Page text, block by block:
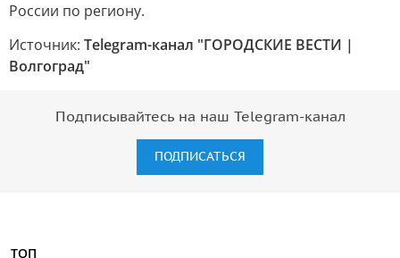
России по региону.
Источник: Telegram-канал "ГОРОДСКИЕ ВЕСТИ |
Волгоград"
Подписывайтесь на наш Telegram-канал
ПОДПИСАТЬСЯ
ТОП